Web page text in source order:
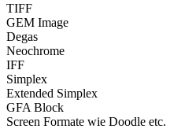
TIFF
GEM Image
Degas
Neochrome
IFF
Simplex
Extended Simplex
GFA Block
Screen Formate wie Doodle etc.